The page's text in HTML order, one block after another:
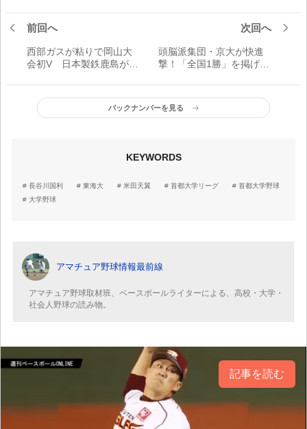
前回へ
西部ガスが粘りで岡山大
会初V 日本製鉄鹿島が強
奪取!!
次回へ
頭脳派集団・京大が快進
撃！「全国1勝」を掲げる
タ野球」開花
バックナンバーを見る
KEYWORDS
長谷川国利 東海大 米田天翼 首都大学リーグ
首都大学野球
大学野球
アマチュア野球情報最前線
アマチュア野球取材班、ベースボールライターによる、高校・大学・
社会人野球の読み物。
記事を読む